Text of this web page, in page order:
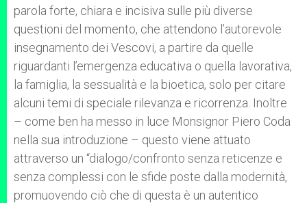
parola forte, chiara e incisiva sulle più diverse
questioni del momento, che attendono l’autorevole
insegnamento dei Vescovi, a partire da quelle
riguardanti l’emergenza educativa o quella lavorativa,
la famiglia, la sessualità e la bioetica, solo per citare
alcuni temi di speciale rilevanza e ricorrenza. Inoltre
– come ben ha messo in luce Monsignor Piero Coda
nella sua introduzione – questo viene attuato
attraverso un “dialogo/confronto senza reticenze e
senza complessi con le sfide poste dalla modernità,
promuovendo ciò che di questa è un autentico